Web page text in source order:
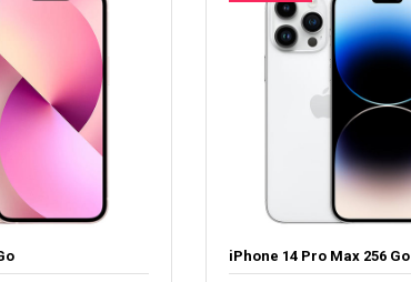
iPhone 14 Pro Max 256 Go